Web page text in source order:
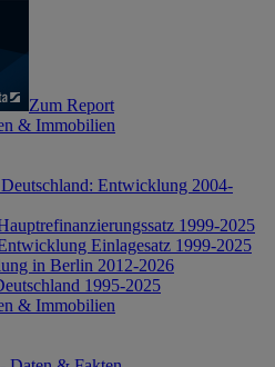
Zum Report
& Immobilien
Entwicklung 2004-
1999-2025
Einlagesatz 1999-2025
in Berlin 2012-2026
1995-2025
& Immobilien